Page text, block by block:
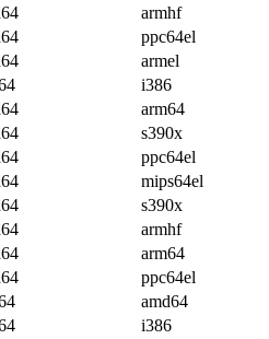
armhf
ppc64el
armel
i386
arm64
s390x
ppc64el
mips64el
s390x
armhf
arm64
ppc64el
amd64
i386